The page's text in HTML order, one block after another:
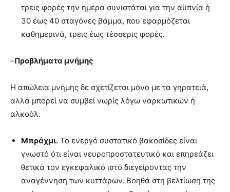
τρεις φορές την ημέρα συνιστάται για την αϋπνία ή
30 έως 40 σταγόνες βάμμα, που εφαρμόζεται
καθημερινά, τρεις έως τέσσερις φορές.
–Προβλήματα μνήμης
Η απώλεια μνήμης δε σχετίζεται μόνο με τα γηρατειά,
αλλά μπορεί να συμβεί νωρίς λόγω ναρκωτικών ή
αλκοόλ.
Μπράχμι. Το ενεργό συστατικό βακοσίδες είναι
γνωστό ότι είναι νευροπροστατευτικό και επηρεάζει
θετικά τον εγκεφαλικό ιστό διεγείροντας την
αναγέννηση των κυττάρων. Βοηθά στη βελτίωση της